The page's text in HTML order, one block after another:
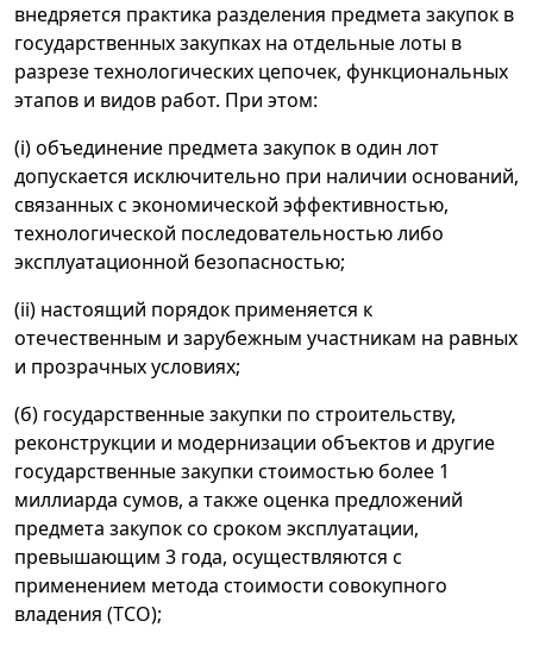
внедряется практика разделения предмета закупок в
государственных закупках на отдельные лоты в
разрезе технологических цепочек, функциональных
этапов и видов работ. При этом:
(i) объединение предмета закупок в один лот
допускается исключительно при наличии оснований,
связанных с экономической эффективностью,
технологической последовательностью либо
эксплуатационной безопасностью;
(ii) настоящий порядок применяется к
отечественным и зарубежным участникам на равных
и прозрачных условиях;
(б) государственные закупки по строительству,
реконструкции и модернизации объектов и другие
государственные закупки стоимостью более 1
миллиарда сумов, а также оценка предложений
предмета закупок со сроком эксплуатации,
превышающим 3 года, осуществляются с
применением метода стоимости совокупного
владения (TCO);